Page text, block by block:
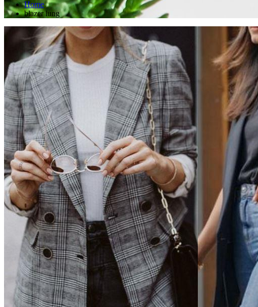
Home
blazer lung